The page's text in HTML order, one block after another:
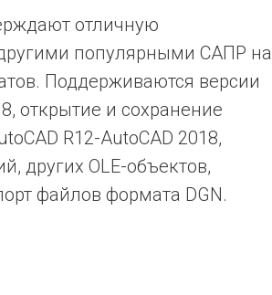
отличную
популярными САПР на
Поддерживаются версии
открытие и сохранение
R12-AutoCAD 2018,
других OLE-объектов,
файлов формата DGN.